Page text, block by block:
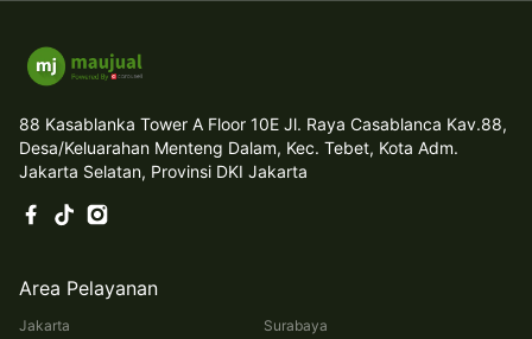
88 Kasablanka Tower A Floor 10E Jl. Raya Casablanca Kav.88,
Desa/Keluarahan Menteng Dalam, Kec. Tebet, Kota Adm.
Jakarta Selatan, Provinsi DKI Jakarta
Area Pelayanan
Jakarta
Surabaya